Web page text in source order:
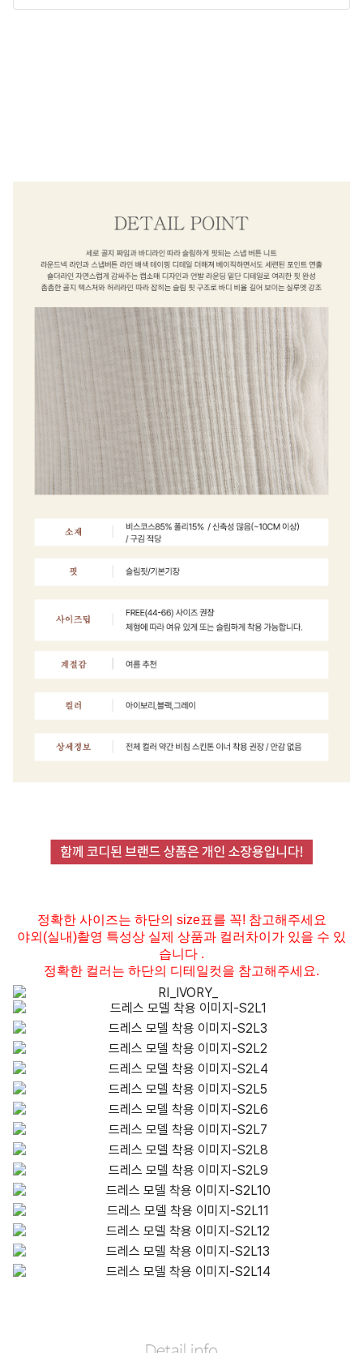
정확한 사이즈는 하단의 size표를 꼭! 참고해주세요
야외(실내)촬영 특성상 실제 상품과 컬러차이가 있을 수 있
습니다 .
정확한 컬러는 하단의 디테일컷을 참고해주세요.